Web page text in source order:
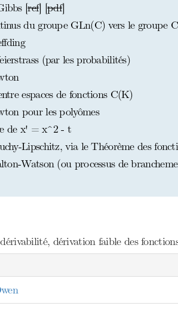
[ref] [pdf]
du groupe GLn(C) vers le groupe
(par les probabilités)
espaces de fonctions C(K)
pour les polyômes
de x' = x^2 - t
Lipschitz, via le Théorème des
Watson (ou processus de
dérivation faible des